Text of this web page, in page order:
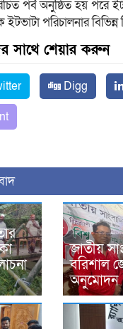
পর্ব অনুষ্ঠিত হয় পরে
পরিচালনার
সাথে শেয়ার করুন
Digg
জাতীয়
বরিশাল
অনুমোদন